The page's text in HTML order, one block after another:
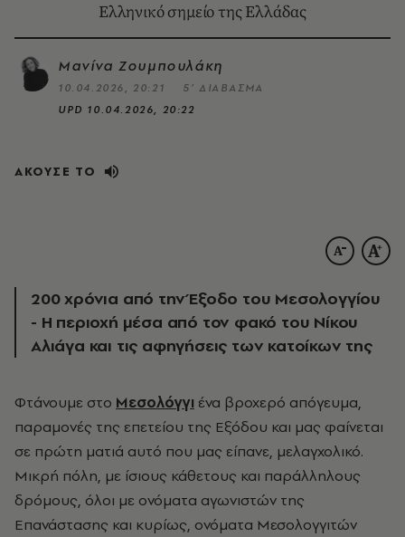
Ελληνικό σημείο της Ελλάδας
Μανίνα Ζουμπουλάκη
10.04.2026, 20:21
5’ ΔΙΑΒΑΣΜΑ
UPD 10.04.2026, 20:22
ΑΚΟΥΣΕ ΤΟ
200 χρόνια από την Έξοδο του Μεσολογγίου
- Η περιοχή μέσα από τον φακό του Νίκου
Αλιάγα και τις αφηγήσεις των κατοίκων της
Φτάνουμε στο Μεσολόγγι ένα βροχερό απόγευμα,
παραμονές της επετείου της Εξόδου και μας φαίνεται
σε πρώτη ματιά αυτό που μας είπανε, μελαγχολικό.
Μικρή πόλη, με ίσιους κάθετους και παράλληλους
δρόμους, όλοι με ονόματα αγωνιστών της
Επανάστασης και κυρίως, ονόματα Μεσολογγιτών